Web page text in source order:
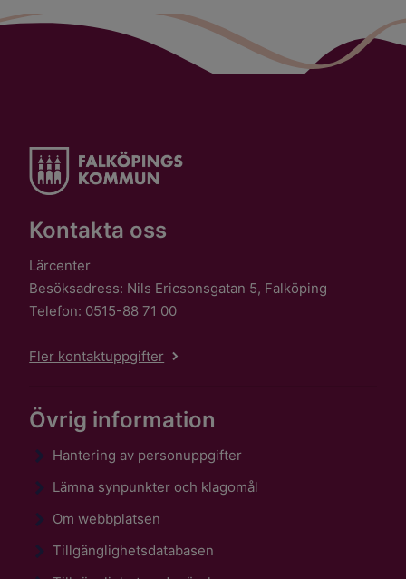
Kontakta oss
Lärcenter
Besöksadress: Nils Ericsonsgatan 5, Falköping
Telefon: 0515-88 71 00
Fler kontaktuppgifter
Övrig information
Hantering av personuppgifter
Lämna synpunkter och klagomål
Om webbplatsen
Tillgänglighetsdatabasen